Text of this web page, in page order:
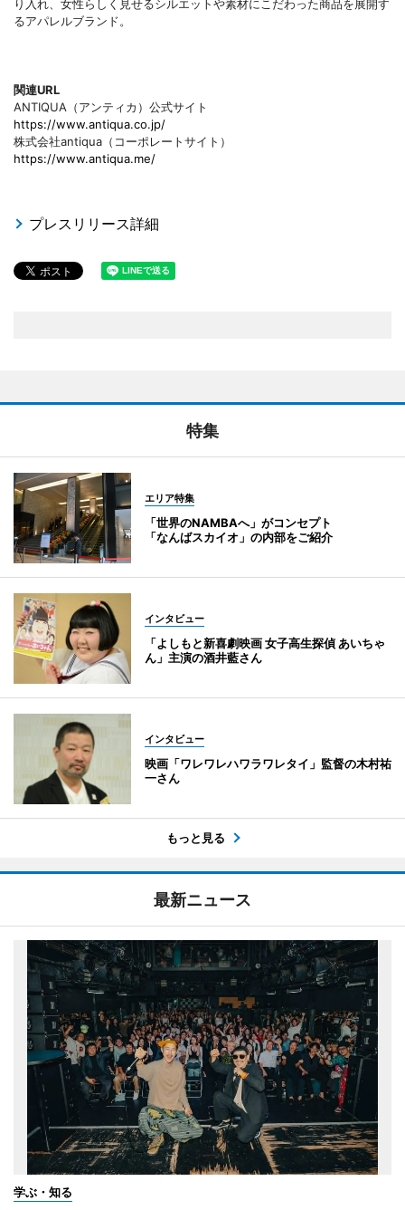
り入れ、女性らしく見せるシルエットや素材にこだわった商品を展開す
るアパレルブランド。
関連URL
ANTIQUA（アンティカ）公式サイト
https://www.antiqua.co.jp/
株式会社antiqua（コーポレートサイト）
https://www.antiqua.me/
プレスリリース詳細
特集
エリア特集
「世界のNAMBAへ」がコンセプト
「なんばスカイオ」の内部をご紹介
インタビュー
「よしもと新喜劇映画 女子高生探偵 あいちゃ
ん」主演の酒井藍さん
インタビュー
映画「ワレワレハワラワレタイ」監督の木村祐
一さん
もっと見る
最新ニュース
学ぶ・知る